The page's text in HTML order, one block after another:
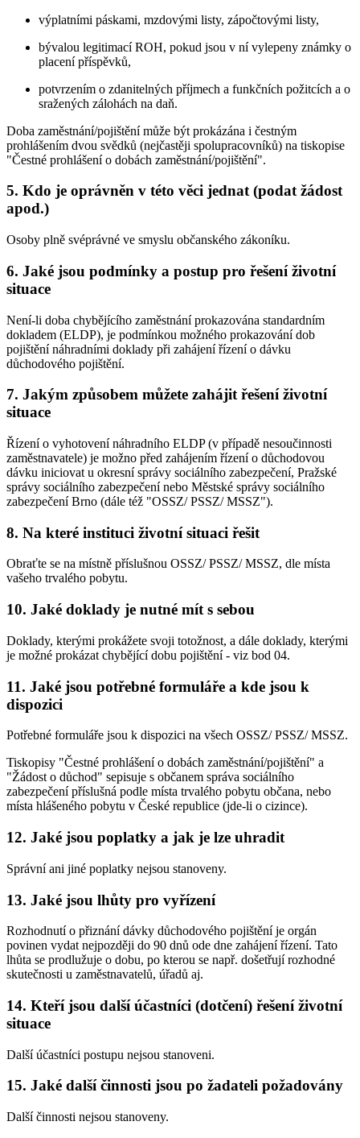
výplatními páskami, mzdovými listy, zápočtovými listy,
bývalou legitimací ROH, pokud jsou v ní vylepeny známky o
placení příspěvků,
potvrzením o zdanitelných příjmech a funkčních požitcích a o
sražených zálohách na daň.
Doba zaměstnání/pojištění může být prokázána i čestným
prohlášením dvou svědků (nejčastěji spolupracovníků) na tiskopise
"Čestné prohlášení o dobách zaměstnání/pojištění".
5. Kdo je oprávněn v této věci jednat (podat žádost
apod.)
Osoby plně svéprávné ve smyslu občanského zákoníku.
6. Jaké jsou podmínky a postup pro řešení životní
situace
Není-li doba chybějícího zaměstnání prokazována standardním
dokladem (ELDP), je podmínkou možného prokazování dob
pojištění náhradními doklady při zahájení řízení o dávku
důchodového pojištění.
7. Jakým způsobem můžete zahájit řešení životní
situace
Řízení o vyhotovení náhradního ELDP (v případě nesoučinnosti
zaměstnavatele) je možno před zahájením řízení o důchodovou
dávku iniciovat u okresní správy sociálního zabezpečení, Pražské
správy sociálního zabezpečení nebo Městské správy sociálního
zabezpečení Brno (dále též "OSSZ/ PSSZ/ MSSZ").
8. Na které instituci životní situaci řešit
Obraťte se na místně příslušnou OSSZ/ PSSZ/ MSSZ, dle místa
vašeho trvalého pobytu.
10. Jaké doklady je nutné mít s sebou
Doklady, kterými prokážete svoji totožnost, a dále doklady, kterými
je možné prokázat chybějící dobu pojištění - viz bod 04.
11. Jaké jsou potřebné formuláře a kde jsou k
dispozici
Potřebné formuláře jsou k dispozici na všech OSSZ/ PSSZ/ MSSZ.
Tiskopisy "Čestné prohlášení o dobách zaměstnání/pojištění" a
"Žádost o důchod" sepisuje s občanem správa sociálního
zabezpečení příslušná podle místa trvalého pobytu občana, nebo
místa hlášeného pobytu v České republice (jde-li o cizince).
12. Jaké jsou poplatky a jak je lze uhradit
Správní ani jiné poplatky nejsou stanoveny.
13. Jaké jsou lhůty pro vyřízení
Rozhodnutí o přiznání dávky důchodového pojištění je orgán
povinen vydat nejpozději do 90 dnů ode dne zahájení řízení. Tato
lhůta se prodlužuje o dobu, po kterou se např. došetřují rozhodné
skutečnosti u zaměstnavatelů, úřadů aj.
14. Kteří jsou další účastníci (dotčení) řešení životní
situace
Další účastníci postupu nejsou stanoveni.
15. Jaké další činnosti jsou po žadateli požadovány
Další činnosti nejsou stanoveny.